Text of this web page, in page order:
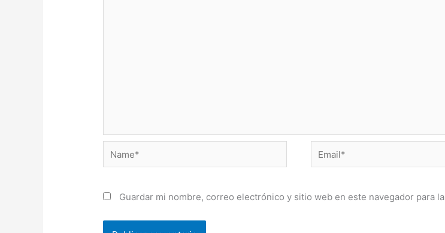
Name* Email*
Guardar mi nombre, correo electrónico y sitio web en este navegador para